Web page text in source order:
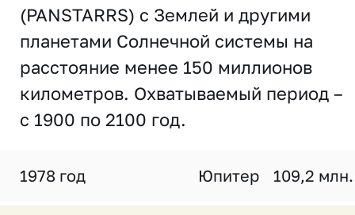
(PANSTARRS) с Землей и другими
планетами Солнечной системы на
расстояние менее 150 миллионов
километров. Охватываемый период –
с 1900 по 2100 год.
1978 год Юпитер 109,2